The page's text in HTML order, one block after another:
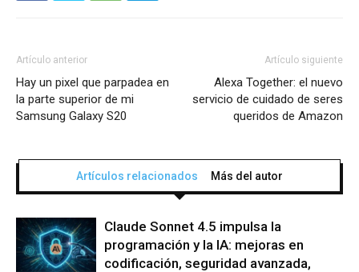
Artículo anterior
Hay un pixel que parpadea en
la parte superior de mi
Samsung Galaxy S20
Artículo siguiente
Alexa Together: el nuevo
servicio de cuidado de seres
queridos de Amazon
Artículos relacionados Más del autor
Claude Sonnet 4.5 impulsa la
programación y la IA: mejoras en
codificación, seguridad avanzada,